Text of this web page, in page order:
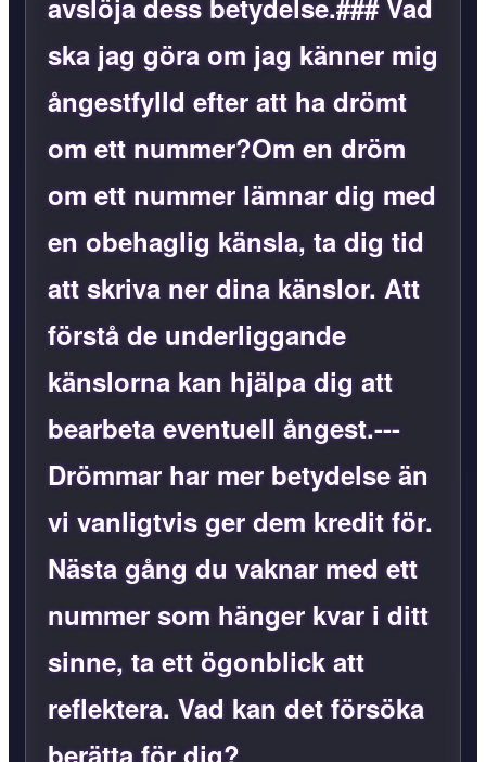
ska jag göra om jag känner mig
ångestfylld efter att ha drömt
om ett nummer?Om en dröm
om ett nummer lämnar dig med
en obehaglig känsla, ta dig tid
att skriva ner dina känslor. Att
förstå de underliggande
känslorna kan hjälpa dig att
bearbeta eventuell ångest.---
Drömmar har mer betydelse än
vi vanligtvis ger dem kredit för.
Nästa gång du vaknar med ett
nummer som hänger kvar i ditt
sinne, ta ett ögonblick att
reflektera. Vad kan det försöka
berätta för dig?